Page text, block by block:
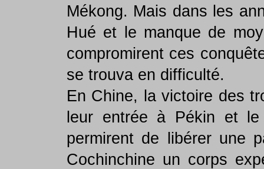
Mékong. Mais dans les
Hué et le manque de
compromirent ces
se trouva en difficulté.
En Chine, la victoire des
leur entrée à Pékin et
permirent de libérer une
Cochinchine un corps